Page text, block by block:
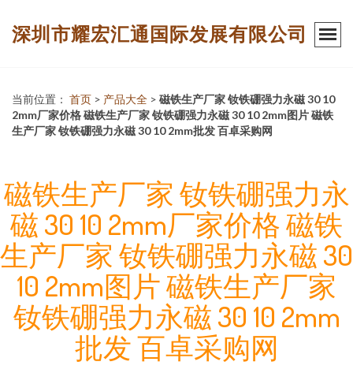
深圳市耀宏汇通国际发展有限公司
当前位置： 首页 > 产品大全 > 磁铁生产厂家 钕铁硼强力永磁 30 10
2mm厂家价格 磁铁生产厂家 钕铁硼强力永磁 30 10 2mm图片 磁铁
生产厂家 钕铁硼强力永磁 30 10 2mm批发 百卓采购网
磁铁生产厂家 钕铁硼强力永
磁 30 10 2mm厂家价格 磁铁
生产厂家 钕铁硼强力永磁 30
10 2mm图片 磁铁生产厂家
钕铁硼强力永磁 30 10 2mm
批发 百卓采购网